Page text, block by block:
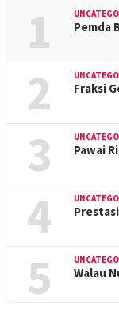
1 Pemda
2 Fraksi
3 Pawai
4
5 Walau